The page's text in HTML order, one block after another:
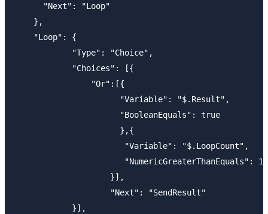
      "Next": "Loop"
    },
    "Loop": {
            "Type": "Choice",
            "Choices": [{
                "Or":[{
                      "Variable": "$.Result",
                      "BooleanEquals": true
                      },{
                       "Variable": "$.LoopCount",
                       "NumericGreaterThanEquals": 10
                    }],
                    "Next": "SendResult"
            }],